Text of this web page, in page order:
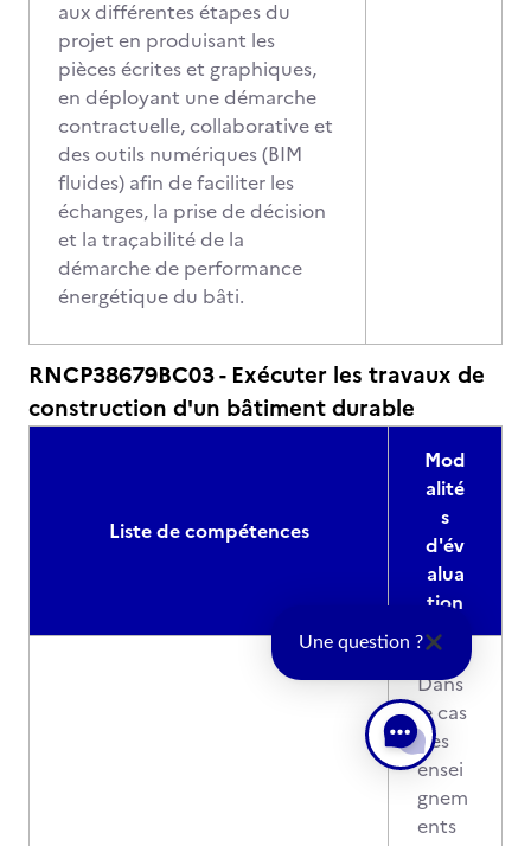
aux différentes étapes du
projet en produisant les
pièces écrites et graphiques,
en déployant une démarche
contractuelle, collaborative et
des outils numériques (BIM
fluides) afin de faciliter les
échanges, la prise de décision
et la traçabilité de la
démarche de performance
énergétique du bâti.
RNCP38679BC03 - Exécuter les travaux de
construction d'un bâtiment durable
Liste de compétences
Mod
alité
s
d'év
alua
tion
Dans
le cas
des
ensei
gnem
ents
Une question ?